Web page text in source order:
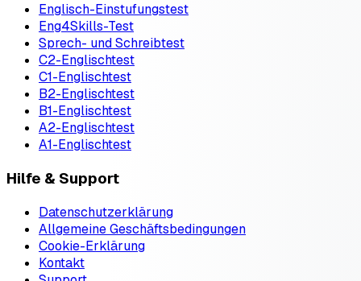
Englisch-Einstufungstest
Eng4Skills-Test
Sprech- und Schreibtest
C2-Englischtest
C1-Englischtest
B2-Englischtest
B1-Englischtest
A2-Englischtest
A1-Englischtest
Hilfe & Support
Datenschutzerklärung
Allgemeine Geschäftsbedingungen
Cookie-Erklärung
Kontakt